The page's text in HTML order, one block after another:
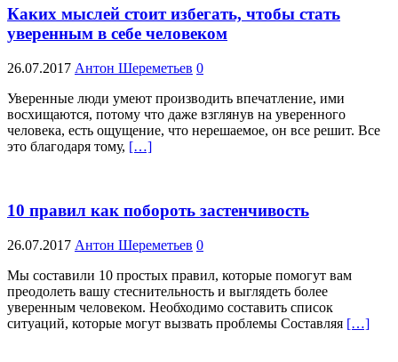
Каких мыслей стоит избегать, чтобы стать
уверенным в себе человеком
26.07.2017 Антон Шереметьев 0
Уверенные люди умеют производить впечатление, ими
восхищаются, потому что даже взглянув на уверенного
человека, есть ощущение, что нерешаемое, он все решит. Все
это благодаря тому, […]
10 правил как побороть застенчивость
26.07.2017 Антон Шереметьев 0
Мы составили 10 простых правил, которые помогут вам
преодолеть вашу стеснительность и выглядеть более
уверенным человеком. Необходимо составить список
ситуаций, которые могут вызвать проблемы Составляя […]